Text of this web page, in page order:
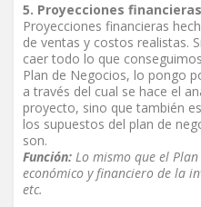
5. Proyecciones financieras
Proyecciones financieras
de ventas y costos realistas.
caer todo lo que
Plan de Negocios, lo pongo
a través del cual se hace el
proyecto, sino que también
los supuestos del plan de
son.
Función: Lo mismo que el
económico y financiero de la
etc.